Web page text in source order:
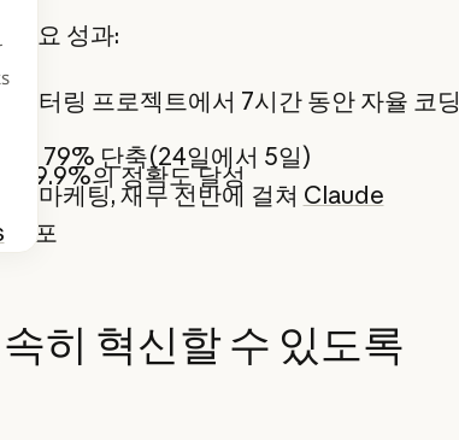
주요 성과:
팩터링 프로젝트에서 7시간 동안 자율 코딩
을 79% 단축(24일에서 5일)
99.9%의 정확도 달성
업, 마케팅, 재무 전반에 걸쳐 Claude
배포
히 혁신할 수 있도록